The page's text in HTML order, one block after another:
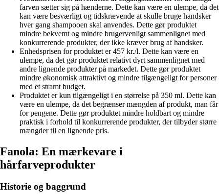
farven sætter sig på hænderne. Dette kan være en ulempe, da det
kan være besværligt og tidskrævende at skulle bruge handsker
hver gang shampooen skal anvendes. Dette gør produktet
mindre bekvemt og mindre brugervenligt sammenlignet med
konkurrerende produkter, der ikke kræver brug af handsker.
Enhedsprisen for produktet er 457 kr./l. Dette kan være en
ulempe, da det gør produktet relativt dyrt sammenlignet med
andre lignende produkter på markedet. Dette gør produktet
mindre økonomisk attraktivt og mindre tilgængeligt for personer
med et stramt budget.
Produktet er kun tilgængeligt i en størrelse på 350 ml. Dette kan
være en ulempe, da det begrænser mængden af produkt, man får
for pengene. Dette gør produktet mindre holdbart og mindre
praktisk i forhold til konkurrerende produkter, der tilbyder større
mængder til en lignende pris.
Fanola: En mærkevare i
hårfarveprodukter
Historie og baggrund